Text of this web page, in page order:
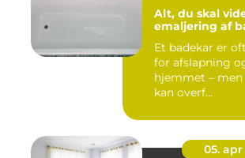
Alt, du skal
emaljering af
Et badekar er
for afslapning
hjemmet –
kan overf...
05. apr